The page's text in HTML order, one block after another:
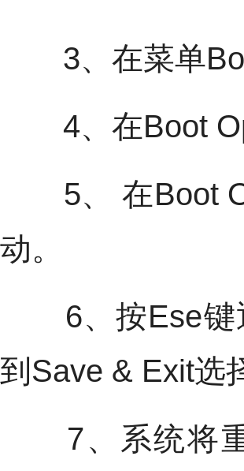
3、在菜单
4、在Boot
5、 在Boot
动。
6、按Ese键退
到Save & Exit选
7、系统将重